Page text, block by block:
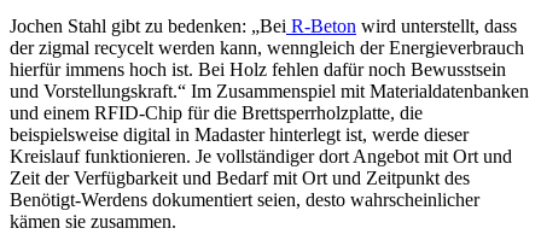
Jochen Stahl gibt zu bedenken: „Bei R-Beton wird unterstellt, dass
der zigmal recycelt werden kann, wenngleich der Energieverbrauch
hierfür immens hoch ist. Bei Holz fehlen dafür noch Bewusstsein
und Vorstellungskraft.“ Im Zusammenspiel mit Materialdatenbanken
und einem RFID-Chip für die Brettsperrholzplatte, die
beispielsweise digital in Madaster hinterlegt ist, werde dieser
Kreislauf funktionieren. Je vollständiger dort Angebot mit Ort und
Zeit der Verfügbarkeit und Bedarf mit Ort und Zeitpunkt des
Benötigt-Werdens dokumentiert seien, desto wahrscheinlicher
kämen sie zusammen.